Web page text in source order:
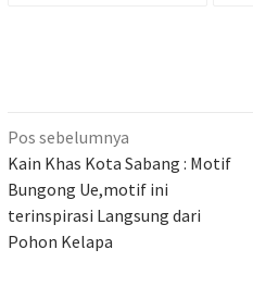
Navigasi
pos
Pos sebelumnya
Kain Khas Kota Sabang : Motif
Bungong Ue,motif ini
terinspirasi Langsung dari
Pohon Kelapa